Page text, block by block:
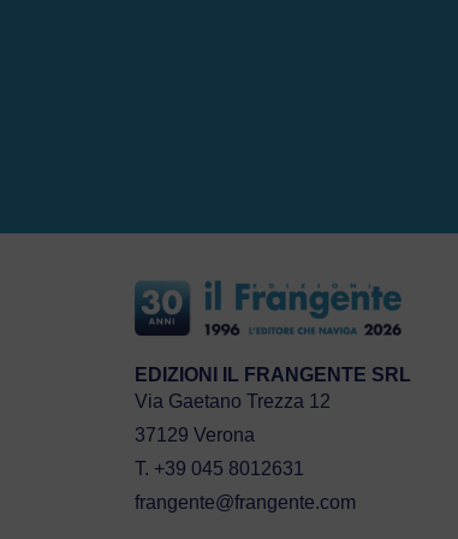
EDIZIONI IL FRANGENTE SRL
Via Gaetano Trezza 12
37129 Verona
T. +39 045 8012631
frangente@frangente.com